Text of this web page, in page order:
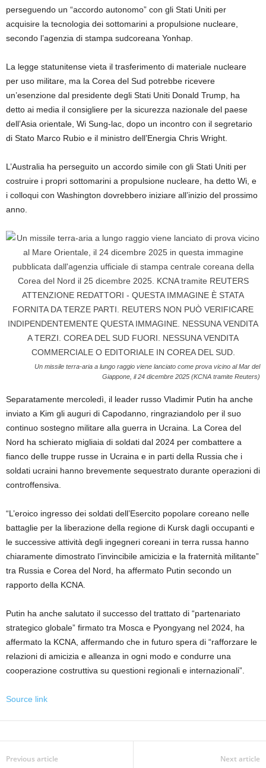
perseguendo un “accordo autonomo” con gli Stati Uniti per
acquisire la tecnologia dei sottomarini a propulsione nucleare,
secondo l’agenzia di stampa sudcoreana Yonhap.
La legge statunitense vieta il trasferimento di materiale nucleare
per uso militare, ma la Corea del Sud potrebbe ricevere
un’esenzione dal presidente degli Stati Uniti Donald Trump, ha
detto ai media il consigliere per la sicurezza nazionale del paese
dell’Asia orientale, Wi Sung-lac, dopo un incontro con il segretario
di Stato Marco Rubio e il ministro dell’Energia Chris Wright.
L’Australia ha perseguito un accordo simile con gli Stati Uniti per
costruire i propri sottomarini a propulsione nucleare, ha detto Wi, e
i colloqui con Washington dovrebbero iniziare all’inizio del prossimo
anno.
Un missile terra-aria a lungo raggio viene lanciato come prova vicino al Mar del
Giappone, il 24 dicembre 2025 (KCNA tramite Reuters)
Separatamente mercoledì, il leader russo Vladimir Putin ha anche
inviato a Kim gli auguri di Capodanno, ringraziandolo per il suo
continuo sostegno militare alla guerra in Ucraina. La Corea del
Nord ha schierato migliaia di soldati dal 2024 per combattere a
fianco delle truppe russe in Ucraina e in parti della Russia che i
soldati ucraini hanno brevemente sequestrato durante operazioni di
controffensiva.
“L’eroico ingresso dei soldati dell’Esercito popolare coreano nelle
battaglie per la liberazione della regione di Kursk dagli occupanti e
le successive attività degli ingegneri coreani in terra russa hanno
chiaramente dimostrato l’invincibile amicizia e la fraternità militante”
tra Russia e Corea del Nord, ha affermato Putin secondo un
rapporto della KCNA.
Putin ha anche salutato il successo del trattato di “partenariato
strategico globale” firmato tra Mosca e Pyongyang nel 2024, ha
affermato la KCNA, affermando che in futuro spera di “rafforzare le
relazioni di amicizia e alleanza in ogni modo e condurre una
cooperazione costruttiva su questioni regionali e internazionali”.
Source link
Previous article Next article